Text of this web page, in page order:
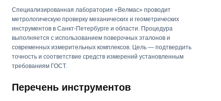
Специализированная лаборатория «Велмас» проводит
метрологическую проверку механических и геометрических
инструментов в Санкт-Петербурге и области. Процедура
выполняется с использованием поверочных эталонов и
современных измерительных комплексов. Цель — подтвердить
точность и соответствие средств измерений установленным
требованиям ГОСТ.
Перечень инструментов